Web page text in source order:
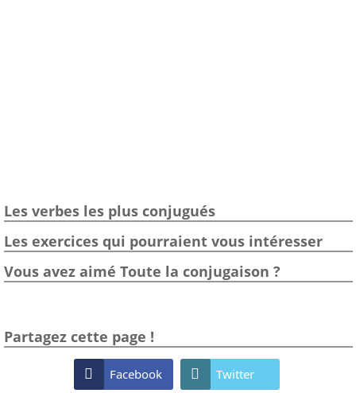
Les verbes les plus conjugués
Les exercices qui pourraient vous intéresser
Vous avez aimé Toute la conjugaison ?
Partagez cette page !
 Facebook  Twitter